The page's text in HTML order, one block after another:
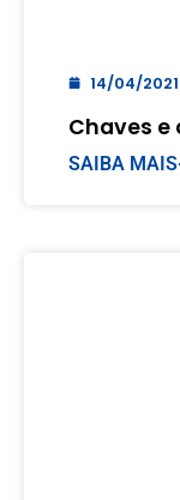
14/04/2021
Chaves e
SAIBA MAIS